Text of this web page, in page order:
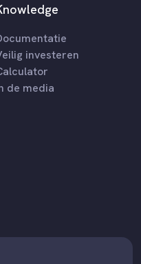
investeren
de media